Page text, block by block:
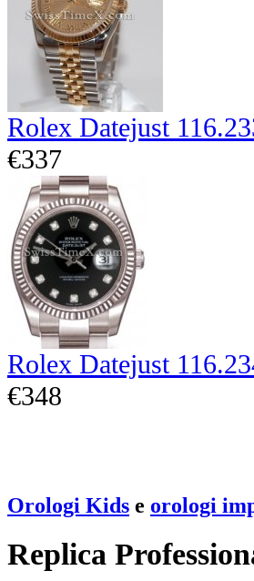
Rolex Datejust
€337
Rolex Datejust
€348
Orologi Kids e orologi
Replica